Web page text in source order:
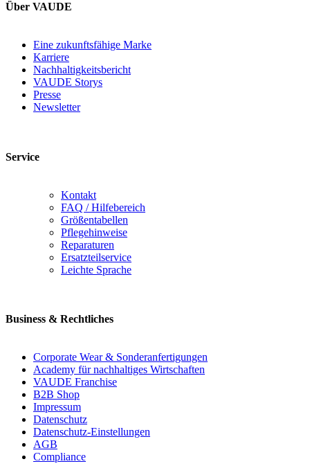
Über VAUDE
Eine zukunftsfähige Marke
Karriere
Nachhaltigkeitsbericht
VAUDE Storys
Presse
Newsletter
Service
Kontakt
FAQ / Hilfebereich
Größentabellen
Pflegehinweise
Reparaturen
Ersatzteilservice
Leichte Sprache
Business & Rechtliches
Corporate Wear & Sonderanfertigungen
Academy für nachhaltiges Wirtschaften
VAUDE Franchise
B2B Shop
Impressum
Datenschutz
Datenschutz-Einstellungen
AGB
Compliance